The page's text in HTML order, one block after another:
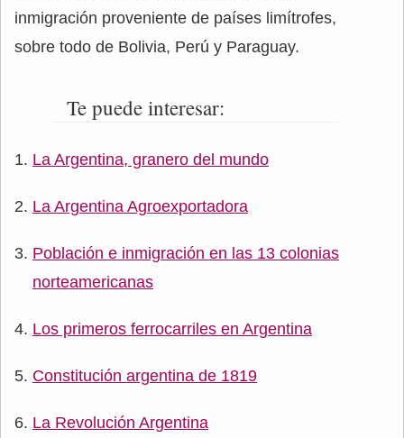
inmigración proveniente de países limítrofes,
sobre todo de Bolivia, Perú y Paraguay.
Te puede interesar:
La Argentina, granero del mundo
La Argentina Agroexportadora
Población e inmigración en las 13 colonias
norteamericanas
Los primeros ferrocarriles en Argentina
Constitución argentina de 1819
La Revolución Argentina